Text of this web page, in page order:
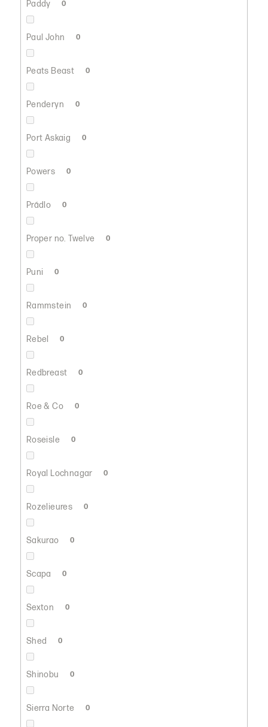
Paddy 0
Paul John 0
Peats Beast 0
Penderyn 0
Port Askaig 0
Powers 0
Prádlo 0
Proper no. Twelve 0
Puni 0
Rammstein 0
Rebel 0
Redbreast 0
Roe & Co 0
Roseisle 0
Royal Lochnagar 0
Rozelieures 0
Sakurao 0
Scapa 0
Sexton 0
Shed 0
Shinobu 0
Sierra Norte 0